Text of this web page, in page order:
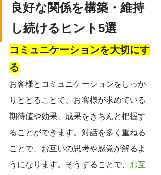
良好な関係を構築・維持
し続けるヒント5選
コミュニケーションを大切にす
る
お客様とコミュニケーションをしっか
りととることで、お客様が求めている
期待値や効果、成果をきちんと把握す
ることができます。対話を多く重ねる
ことで、お互いの思考や感覚が解るよ
うになります。そうすることで、 お互